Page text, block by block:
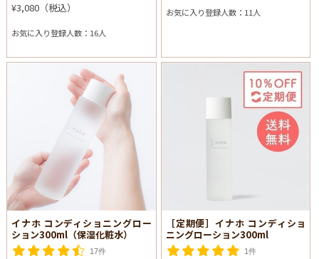
¥3,080（税込）
お気に入り登録人数：16人
お気に入り登録人数：11人
イナホ コンディショニングロー
ション300ml（保湿化粧水）
17件
［定期便］イナホ コンディショ
ニングローション300ml
1件